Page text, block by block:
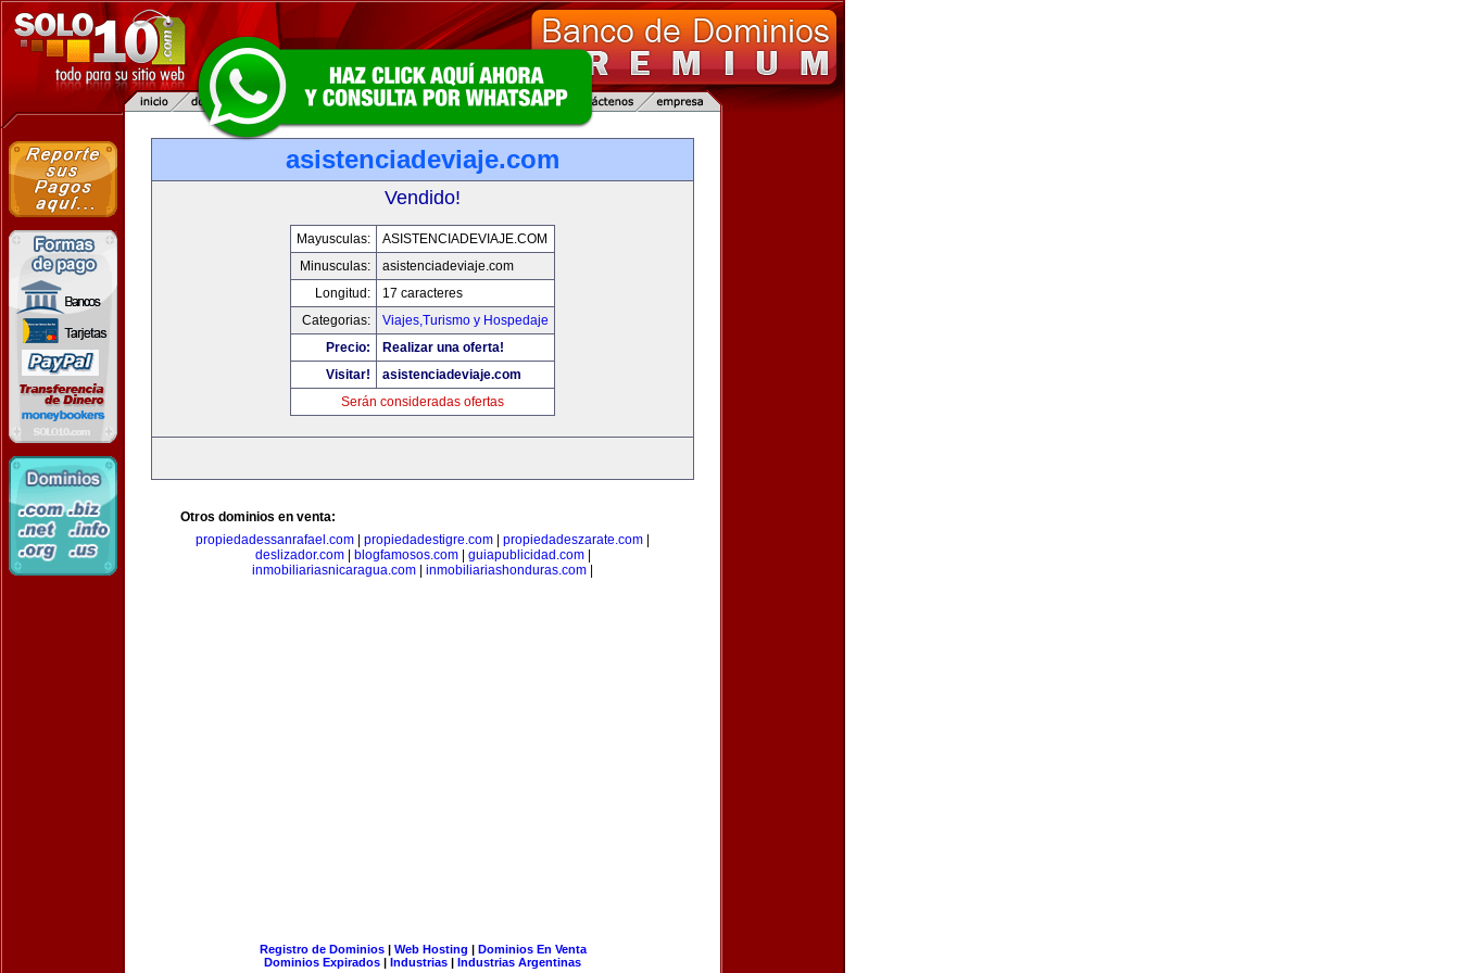
asistenciadeviaje.com
Vendido!
Mayusculas:
ASISTENCIADEVIAJE.COM
Minusculas:
asistenciadeviaje.com
Longitud:
17 caracteres
Categorias:
Viajes,Turismo y Hospedaje
Precio:
Realizar una oferta!
Visitar!
asistenciadeviaje.com
Serán consideradas ofertas
Otros dominios en venta:
propiedadessanrafael.com
propiedadestigre.com propiedadeszarate.com
deslizador.com| blogfamosos.com| guiapublicidad.com|
inmobiliariasnicaragua.com
inmobiliariashonduras.com
Registro de Dominios| Web Hosting | Dominios En Venta
Dominios Expirados | Industrias | Industrias Argentinas